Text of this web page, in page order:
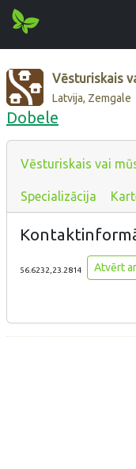
Vēsturiskais
Latvija, Zemgale
Dobele
Vēsturiskais vai
Specializācija
56.6232,23.2814 Atvērt ar